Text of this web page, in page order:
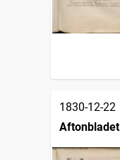
1830-12-22
Aftonbladet